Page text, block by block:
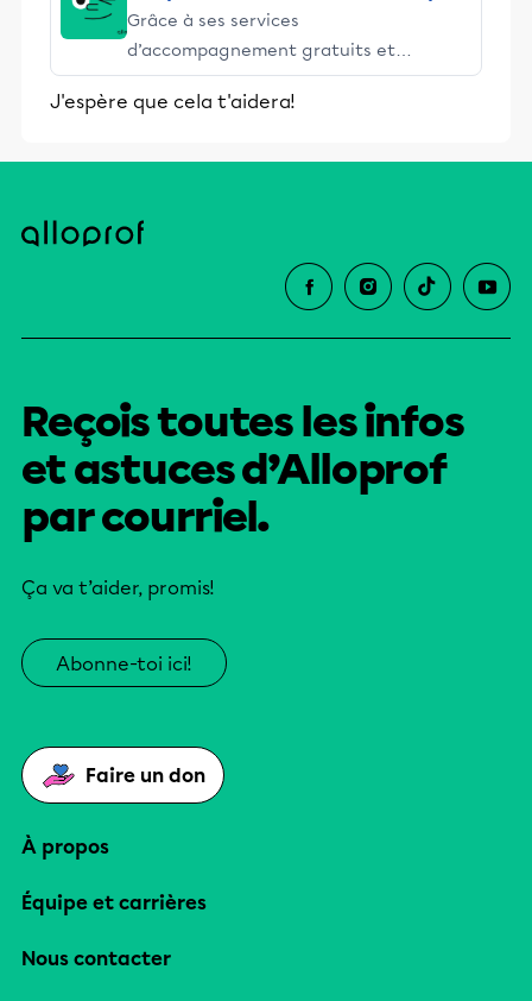
Grâce à ses services
d’accompagnement gratuits et
stimulants, Alloprof engage les élèves
et leurs parents dans la réussite
J'espère que cela t'aidera!
Reçois toutes les infos
et astuces d’Alloprof
par courriel.
Ça va t’aider, promis!
Abonne-toi ici!
Faire un don
À propos
Équipe et carrières
Nous contacter